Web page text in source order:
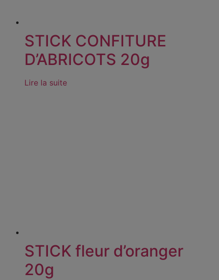
STICK CONFITURE
D’ABRICOTS 20g
Lire la suite
STICK fleur d’oranger
20g